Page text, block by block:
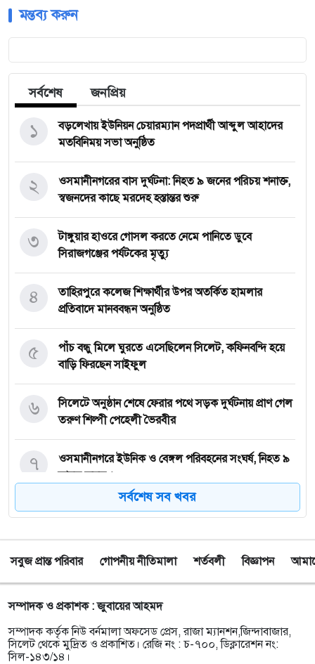
মন্তব্য করুন
সর্বশেষ জনপ্রিয়
বড়লেখায় ইউনিয়ন চেয়ারম্যান পদপ্রার্থী আব্দুল আহাদের
মতবিনিময় সভা অনুষ্ঠিত
১
‎ওসমানীনগরের বাস দুর্ঘটনা: নিহত ৯ জনের পরিচয় শনাক্ত,
স্বজনদের কাছে মরদেহ হস্তান্তর শুরু
২
টাঙ্গুয়ার হাওরে গোসল করতে নেমে পানিতে ডুবে
সিরাজগঞ্জের পর্যটকের মৃত্যু
৩
তাহিরপুরে কলেজ শিক্ষার্থীর উপর অতর্কিত হামলার
প্রতিবাদে মানববন্ধন অনুষ্ঠিত
৪
পাঁচ বন্ধু মিলে ঘুরতে এসেছিলেন সিলেট, কফিনবন্দি হয়ে
বাড়ি ফিরছেন সাইফুল
৫
সিলেটে অনুষ্ঠান শেষে ফেরার পথে সড়ক দুর্ঘটনায় প্রাণ গেল
তরুণ শিল্পী পেহেলী ভৈরবীর
৬
ওসমানীনগরে ইউনিক ও বেঙ্গল পরিবহনের সংঘর্ষ, নিহত ৯
আহত অন্তত ২৫
৭
ফেসবুক অ্যাড পেমেন্টে যুক্ত হলো ‘বিকাশ
৮
সিলেটে চার বছরের শিশু ফাহিমা ধর্ষণ ও হত্যা মামলায়
জাকিরের ফাঁসি, ৫ লাখ টাকা জরিমানা
৯
নয়াদিল্লিতে সাজাপ্রাপ্ত গণহত্যাকারী শেখ হাসিনাকে
সংবাদমাধ্যমের মুখোমুখি হতে দেওয়ায় ঢাকার তীব্র ক্ষোভ
১০
সর্বশেষ সব খবর
সবুজ প্রান্ত পরিবার গোপনীয় নীতিমালা শর্তবলী বিজ্ঞাপন
সম্পাদক ও প্রকাশক : জুবায়ের আহমদ
সম্পাদক কর্তৃক নিউ বর্নমালা অফসেড প্রেস, রাজা ম্যানশন,জিন্দাবাজার,
সিলেট থেকে মুদ্রিত ও প্রকাশিত। রেজি নং : চ-৭০০, ডিক্লারেশন নং:
সিল-১৪৩/১৪।